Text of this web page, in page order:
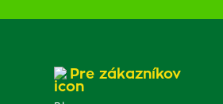
Pre zákazníkov